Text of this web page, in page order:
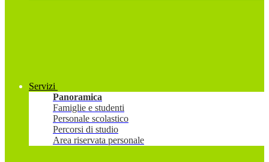
Servizi
Panoramica
Famiglie e studenti
Personale scolastico
Percorsi di studio
Area riservata personale